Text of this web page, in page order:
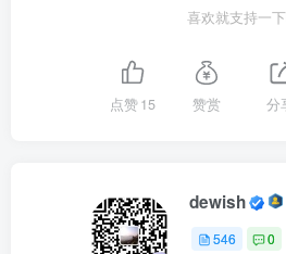
和清洁能源消费量占能源消费总量
此，下列推断正确的是( )
③煤炭和清洁能源消费比重的
喜欢就支持一
点赞15 赞赏 分
dewish
546 0